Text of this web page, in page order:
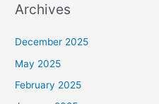
Archives
December 2025
May 2025
February 2025